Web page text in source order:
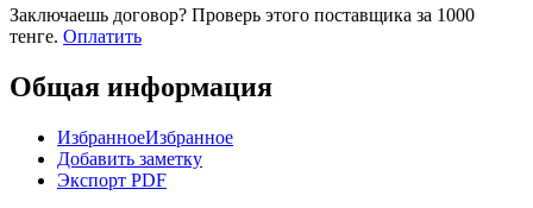
Заключаешь договор? Проверь этого поставщика за 1000
тенге. Оплатить
Общая информация
ИзбранноеИзбранное
Добавить заметку
Экспорт PDF